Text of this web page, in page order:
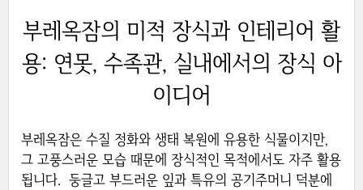
부레옥잠의 미적 장식과 인테리어 활
용: 연못, 수족관, 실내에서의 장식 아
이디어
부레옥잠은 수질 정화와 생태 복원에 유용한 식물이지만,
그 고풍스러운 모습 때문에 장식적인 목적에서도 자주 활용
됩니다. 둥글고 부드러운 잎과 특유의 공기주머니 덕분에